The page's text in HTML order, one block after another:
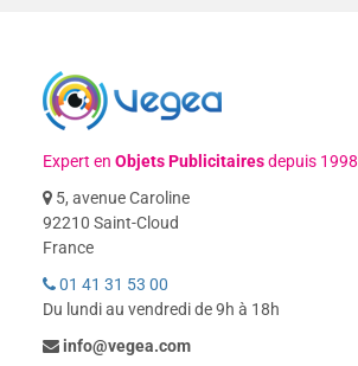
Expert enObjets Publicitairesdepuis 1998
5, avenue Caroline
92210 Saint-Cloud
France
01 41 31 53 00
Du lundi au vendredi de 9h à 18h
info@vegea.com